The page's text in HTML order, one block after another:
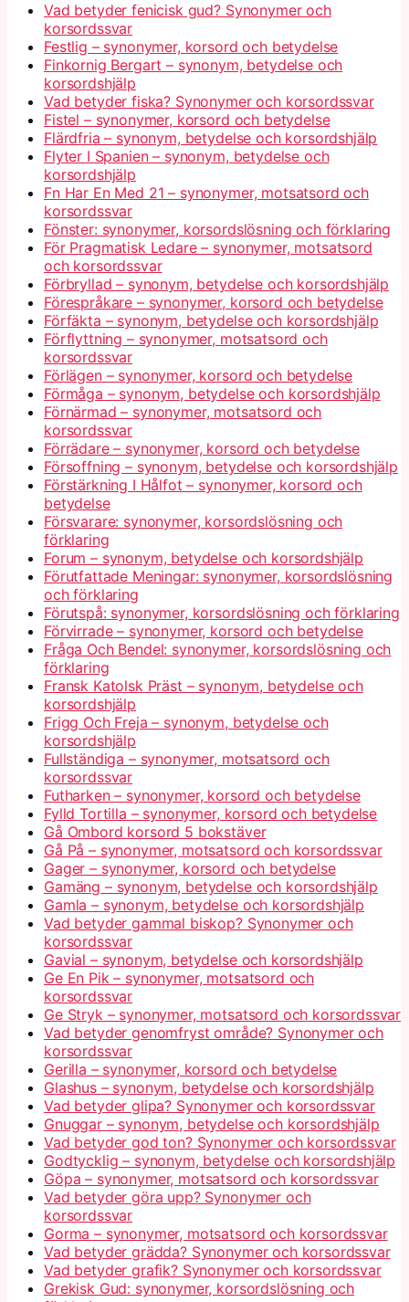
Vad betyder fenicisk gud? Synonymer och
korsordssvar
Festlig – synonymer, korsord och betydelse
Finkornig Bergart – synonym, betydelse och
korsordshjälp
Vad betyder fiska? Synonymer och korsordssvar
Fistel – synonymer, korsord och betydelse
Flärdfria – synonym, betydelse och korsordshjälp
Flyter I Spanien – synonym, betydelse och
korsordshjälp
Fn Har En Med 21 – synonymer, motsatsord och
korsordssvar
Fönster: synonymer, korsordslösning och förklaring
För Pragmatisk Ledare – synonymer, motsatsord
och korsordssvar
Förbryllad – synonym, betydelse och korsordshjälp
Förespråkare – synonymer, korsord och betydelse
Förfäkta – synonym, betydelse och korsordshjälp
Förflyttning – synonymer, motsatsord och
korsordssvar
Förlägen – synonymer, korsord och betydelse
Förmåga – synonym, betydelse och korsordshjälp
Förnärmad – synonymer, motsatsord och
korsordssvar
Förrädare – synonymer, korsord och betydelse
Försoffning – synonym, betydelse och korsordshjälp
Förstärkning I Hålfot – synonymer, korsord och
betydelse
Försvarare: synonymer, korsordslösning och
förklaring
Forum – synonym, betydelse och korsordshjälp
Förutfattade Meningar: synonymer, korsordslösning
och förklaring
Förutspå: synonymer, korsordslösning och förklaring
Förvirrade – synonymer, korsord och betydelse
Fråga Och Bendel: synonymer, korsordslösning och
förklaring
Fransk Katolsk Präst – synonym, betydelse och
korsordshjälp
Frigg Och Freja – synonym, betydelse och
korsordshjälp
Fullständiga – synonymer, motsatsord och
korsordssvar
Futharken – synonymer, korsord och betydelse
Fylld Tortilla – synonymer, korsord och betydelse
Gå Ombord korsord 5 bokstäver
Gå På – synonymer, motsatsord och korsordssvar
Gager – synonymer, korsord och betydelse
Gamäng – synonym, betydelse och korsordshjälp
Gamla – synonym, betydelse och korsordshjälp
Vad betyder gammal biskop? Synonymer och
korsordssvar
Gavial – synonym, betydelse och korsordshjälp
Ge En Pik – synonymer, motsatsord och
korsordssvar
Ge Stryk – synonymer, motsatsord och korsordssvar
Vad betyder genomfryst område? Synonymer och
korsordssvar
Gerilla – synonymer, korsord och betydelse
Glashus – synonym, betydelse och korsordshjälp
Vad betyder glipa? Synonymer och korsordssvar
Gnuggar – synonym, betydelse och korsordshjälp
Vad betyder god ton? Synonymer och korsordssvar
Godtycklig – synonym, betydelse och korsordshjälp
Göpa – synonymer, motsatsord och korsordssvar
Vad betyder göra upp? Synonymer och
korsordssvar
Gorma – synonymer, motsatsord och korsordssvar
Vad betyder grädda? Synonymer och korsordssvar
Vad betyder grafik? Synonymer och korsordssvar
Grekisk Gud: synonymer, korsordslösning och